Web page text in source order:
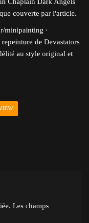
Chaplain Dark Angels
couverte par l'article.
minipainting ·
de Devastators
au style original et
Les champs